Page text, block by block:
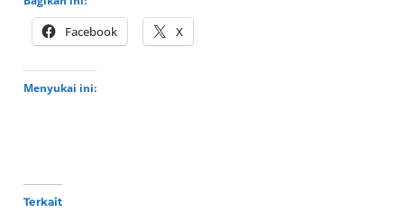
Facebook X
Menyukai ini:
Terkait